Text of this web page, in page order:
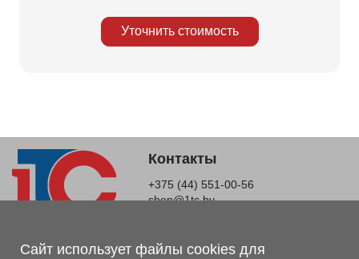
Уточнить стоимость
Контакты
+375 (44) 551-00-56
shop@1tc.by
Магазин, склад
Сайт использует файлы cookies для